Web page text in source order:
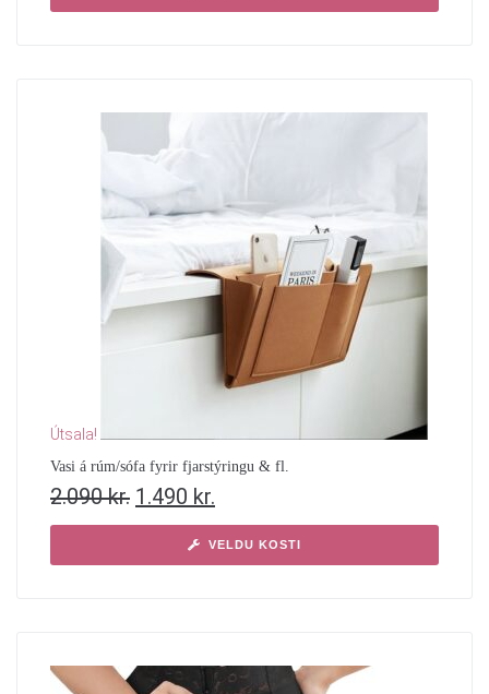
Útsala!
Vasi á rúm/sófa fyrir fjarstýringu & fl.
2.090kr. 1.490 kr.
VELDU KOSTI